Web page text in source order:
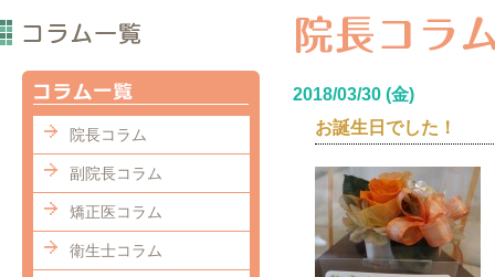
院長コラム
副院長コラム
矯正医コラム
衛生士コラム
2018/03/30 (金)
お誕生日でした！